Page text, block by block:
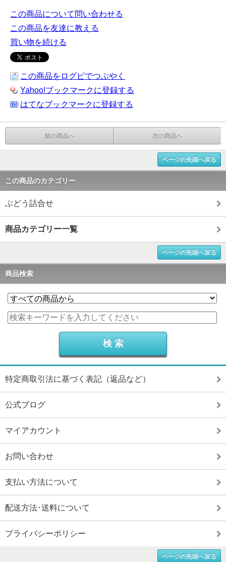
この商品について問い合わせる
この商品を友達に教える
買い物を続ける
この商品をログピでつぶやく
Yahoo!ブックマークに登録する
はてなブックマークに登録する
前の商品へ 次の商品へ
ページの先頭へ戻る
この商品のカテゴリー
ぶどう詰合せ
商品カテゴリー一覧
ページの先頭へ戻る
商品検索
特定商取引法に基づく表記（返品など）
公式ブログ
マイアカウント
お問い合わせ
支払い方法について
配送方法･送料について
プライバシーポリシー
ページの先頭へ戻る